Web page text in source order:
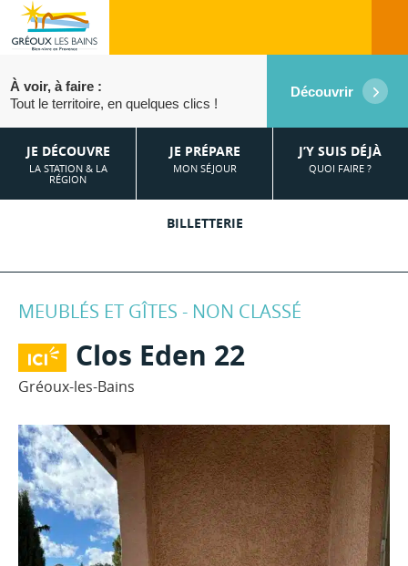
JE DÉCOUVRE
LA STATION & LA
RÉGION
JE PRÉPARE
MON SÉJOUR
J’Y SUIS DÉJÀ
QUOI FAIRE ?
BILLETTERIE
À voir, à faire :
Tout le territoire, en quelques clics !
Découvrir
MEUBLÉS ET GÎTES - NON CLASSÉ
Clos Eden 22
Gréoux-les-Bains